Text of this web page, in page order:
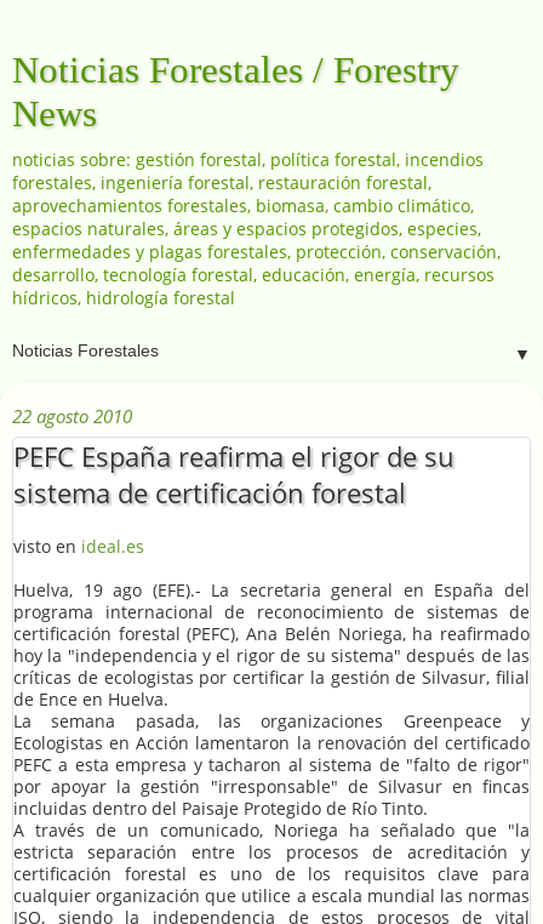
Noticias Forestales / Forestry
News
noticias sobre: gestión forestal, política forestal, incendios
forestales, ingeniería forestal, restauración forestal,
aprovechamientos forestales, biomasa, cambio climático,
espacios naturales, áreas y espacios protegidos, especies,
enfermedades y plagas forestales, protección, conservación,
desarrollo, tecnología forestal, educación, energía, recursos
hídricos, hidrología forestal
▼
22 agosto 2010
PEFC España reafirma el rigor de su
sistema de certificación forestal
visto en ideal.es
Huelva, 19 ago (EFE).- La secretaria general en España del
programa internacional de reconocimiento de sistemas de
certificación forestal (PEFC), Ana Belén Noriega, ha reafirmado
hoy la "independencia y el rigor de su sistema" después de las
críticas de ecologistas por certificar la gestión de Silvasur, filial
de Ence en Huelva.
La semana pasada, las organizaciones Greenpeace y
Ecologistas en Acción lamentaron la renovación del certificado
PEFC a esta empresa y tacharon al sistema de "falto de rigor"
por apoyar la gestión "irresponsable" de Silvasur en fincas
incluidas dentro del Paisaje Protegido de Río Tinto.
A través de un comunicado, Noriega ha señalado que "la
estricta separación entre los procesos de acreditación y
certificación forestal es uno de los requisitos clave para
cualquier organización que utilice a escala mundial las normas
ISO, siendo la independencia de estos procesos de vital